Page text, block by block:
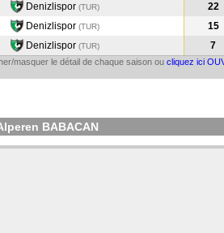
Denizlispor (TUR)
22
Denizlispor (TUR)
15
Denizlispor (TUR) 7
masquer le détail de chaque saison ou cliquez ici
BABACAN